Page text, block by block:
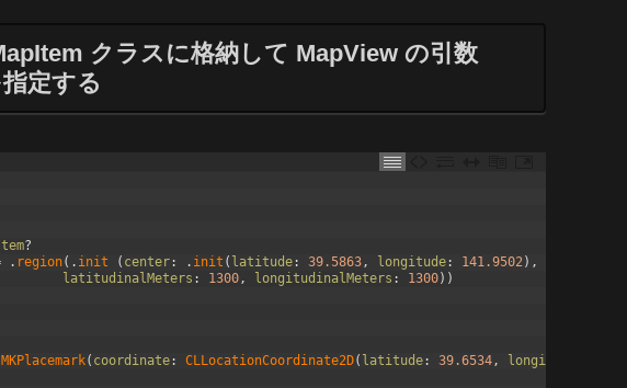
クラスに格納して MapView の引数
定する
?
. region( . init ( center : . init ( latitude : 39.5863 , longitude : 141.9502 ) ,
latitudinalMeters : 1300 , longitudinalMeters : 1300) )
MKPlacemark( coordinate : CLLocationCoordinate2D( latitude : 39.6534 , longitude